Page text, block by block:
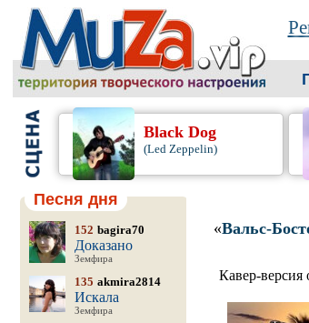
Black Dog
(Led Zeppelin)
Песня дня
152 bagira70
Доказано
Земфира
135 akmira2814
Искала
Земфира
«Вальс-
Кавер-версия